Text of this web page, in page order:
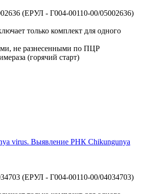
(ЕРУЛ - Г004-00110-00/05002636)
virus. Выявление РНК Chikungunya
(ЕРУЛ - Г004-00110-00/04034703)